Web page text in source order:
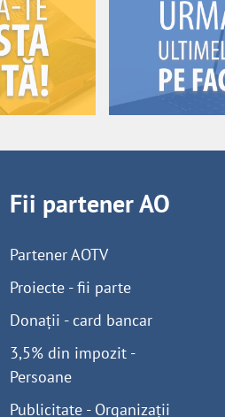
Fii partener AO
Partener AOTV
Proiecte - fii parte
Donații - card bancar
3,5% din impozit -
Persoane
Publicitate - Organizații